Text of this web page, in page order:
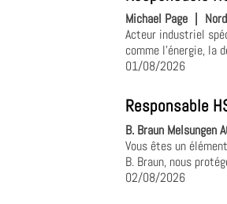
Michael Page
Acteur industriel
comme l'énergie, la
01/08/2026
Responsable
B. Braun Melsungen
Vous êtes un
B. Braun, nous
02/08/2026